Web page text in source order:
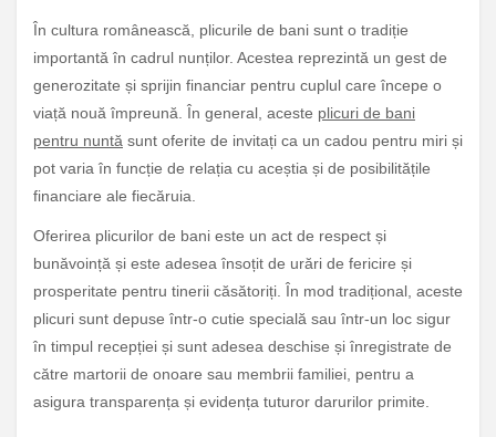
În cultura românească, plicurile de bani sunt o tradiție
importantă în cadrul nunților. Acestea reprezintă un gest de
generozitate și sprijin financiar pentru cuplul care începe o
viață nouă împreună. În general, aceste plicuri de bani
pentru nuntă sunt oferite de invitați ca un cadou pentru miri și
pot varia în funcție de relația cu aceștia și de posibilitățile
financiare ale fiecăruia.
Oferirea plicurilor de bani este un act de respect și
bunăvoință și este adesea însoțit de urări de fericire și
prosperitate pentru tinerii căsătoriți. În mod tradițional, aceste
plicuri sunt depuse într-o cutie specială sau într-un loc sigur
în timpul recepției și sunt adesea deschise și înregistrate de
către martorii de onoare sau membrii familiei, pentru a
asigura transparența și evidența tuturor darurilor primite.